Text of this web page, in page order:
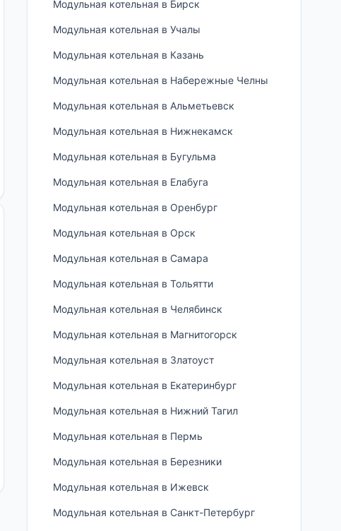
Модульная котельная в Бирск
Модульная котельная в Учалы
Модульная котельная в Казань
Модульная котельная в Набережные Челны
Модульная котельная в Альметьевск
Модульная котельная в Нижнекамск
Модульная котельная в Бугульма
Модульная котельная в Елабуга
Модульная котельная в Оренбург
Модульная котельная в Орск
Модульная котельная в Самара
Модульная котельная в Тольятти
Модульная котельная в Челябинск
Модульная котельная в Магнитогорск
Модульная котельная в Златоуст
Модульная котельная в Екатеринбург
Модульная котельная в Нижний Тагил
Модульная котельная в Пермь
Модульная котельная в Березники
Модульная котельная в Ижевск
Модульная котельная в Санкт-Петербург